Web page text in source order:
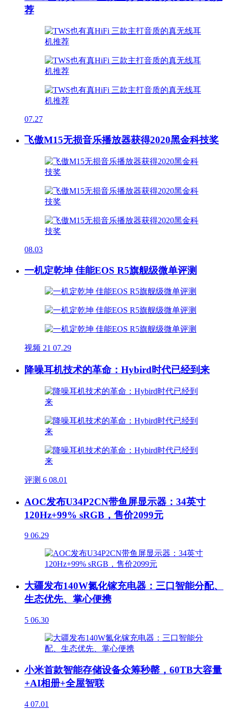
荐
07.27
飞傲M15无损音乐播放器获得2020黑金科技奖
08.03
一机定乾坤 佳能EOS R5旗舰级微单评测
视频 21 07.29
降噪耳机技术的革命：Hybird时代已经到来
评测 6 08.01
AOC发布U34P2CN带鱼屏显示器：34英寸
120Hz+99% sRGB，售价2099元
9 06.29
大疆发布140W氮化镓充电器：三口智能分配、
生态优先、掌心便携
5 06.30
小米首款智能存储设备众筹秒罄，60TB大容量
+AI相册+全屋智联
4 07.01